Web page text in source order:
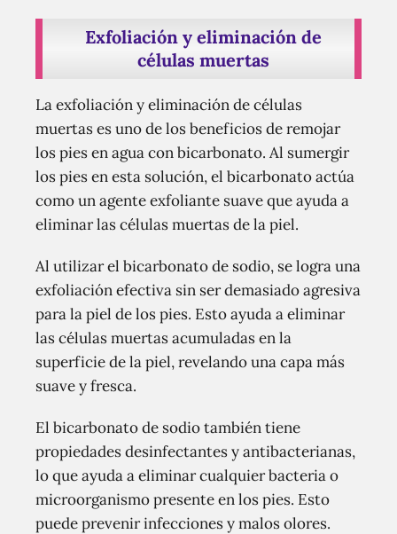
Exfoliación y eliminación de
células muertas
La exfoliación y eliminación de células
muertas es uno de los beneficios de remojar
los pies en agua con bicarbonato. Al sumergir
los pies en esta solución, el bicarbonato actúa
como un agente exfoliante suave que ayuda a
eliminar las células muertas de la piel.
Al utilizar el bicarbonato de sodio, se logra una
exfoliación efectiva sin ser demasiado agresiva
para la piel de los pies. Esto ayuda a eliminar
las células muertas acumuladas en la
superficie de la piel, revelando una capa más
suave y fresca.
El bicarbonato de sodio también tiene
propiedades desinfectantes y antibacterianas,
lo que ayuda a eliminar cualquier bacteria o
microorganismo presente en los pies. Esto
puede prevenir infecciones y malos olores.